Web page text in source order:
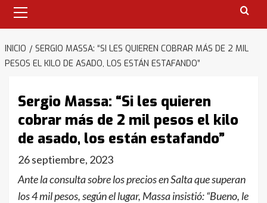
primario
INICIO
SERGIO MASSA: “SI LES QUIEREN COBRAR MÁS DE 2 MIL
PESOS EL KILO DE ASADO, LOS ESTÁN ESTAFANDO”
Sergio Massa: “Si les quieren
cobrar más de 2 mil pesos el kilo
de asado, los están estafando”
26 septiembre, 2023
Ante la consulta sobre los precios en Salta que superan
los 4 mil pesos, según el lugar, Massa insistió: “Bueno, le